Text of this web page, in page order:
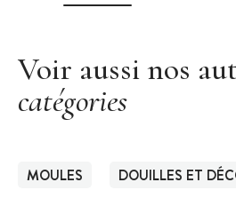
Voir aussi nos
catégories
MOULES DOUILLES ET